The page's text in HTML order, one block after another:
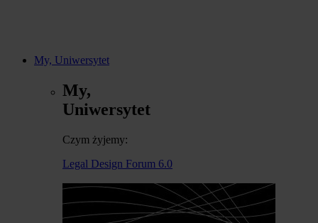
My, Uniwersytet
My,
Uniwersytet
Czym żyjemy:
Legal Design Forum 6.0